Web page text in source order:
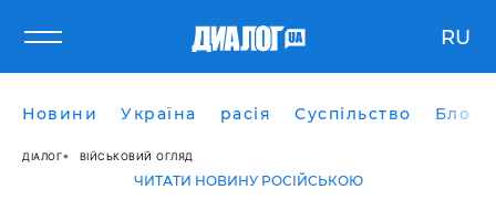
RU
Новини Україна расія Суспільство Блоги
ДІАЛОГ ВІЙСЬКОВИЙ ОГЛЯД
ЧИТАТИ НОВИНУ РОСІЙСЬКОЮ